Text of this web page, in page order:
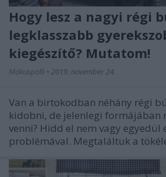
Hogy lesz a nagyi régi
legklasszabb
kiegészítő? Mutatom!
Mókuspolli • 2019. november 24.
Van a birtokodban néhány régi
kidobni, de jelenlegi formájában
venni? Hidd el nem vagy egyedül
problémával. Megtaláltuk a